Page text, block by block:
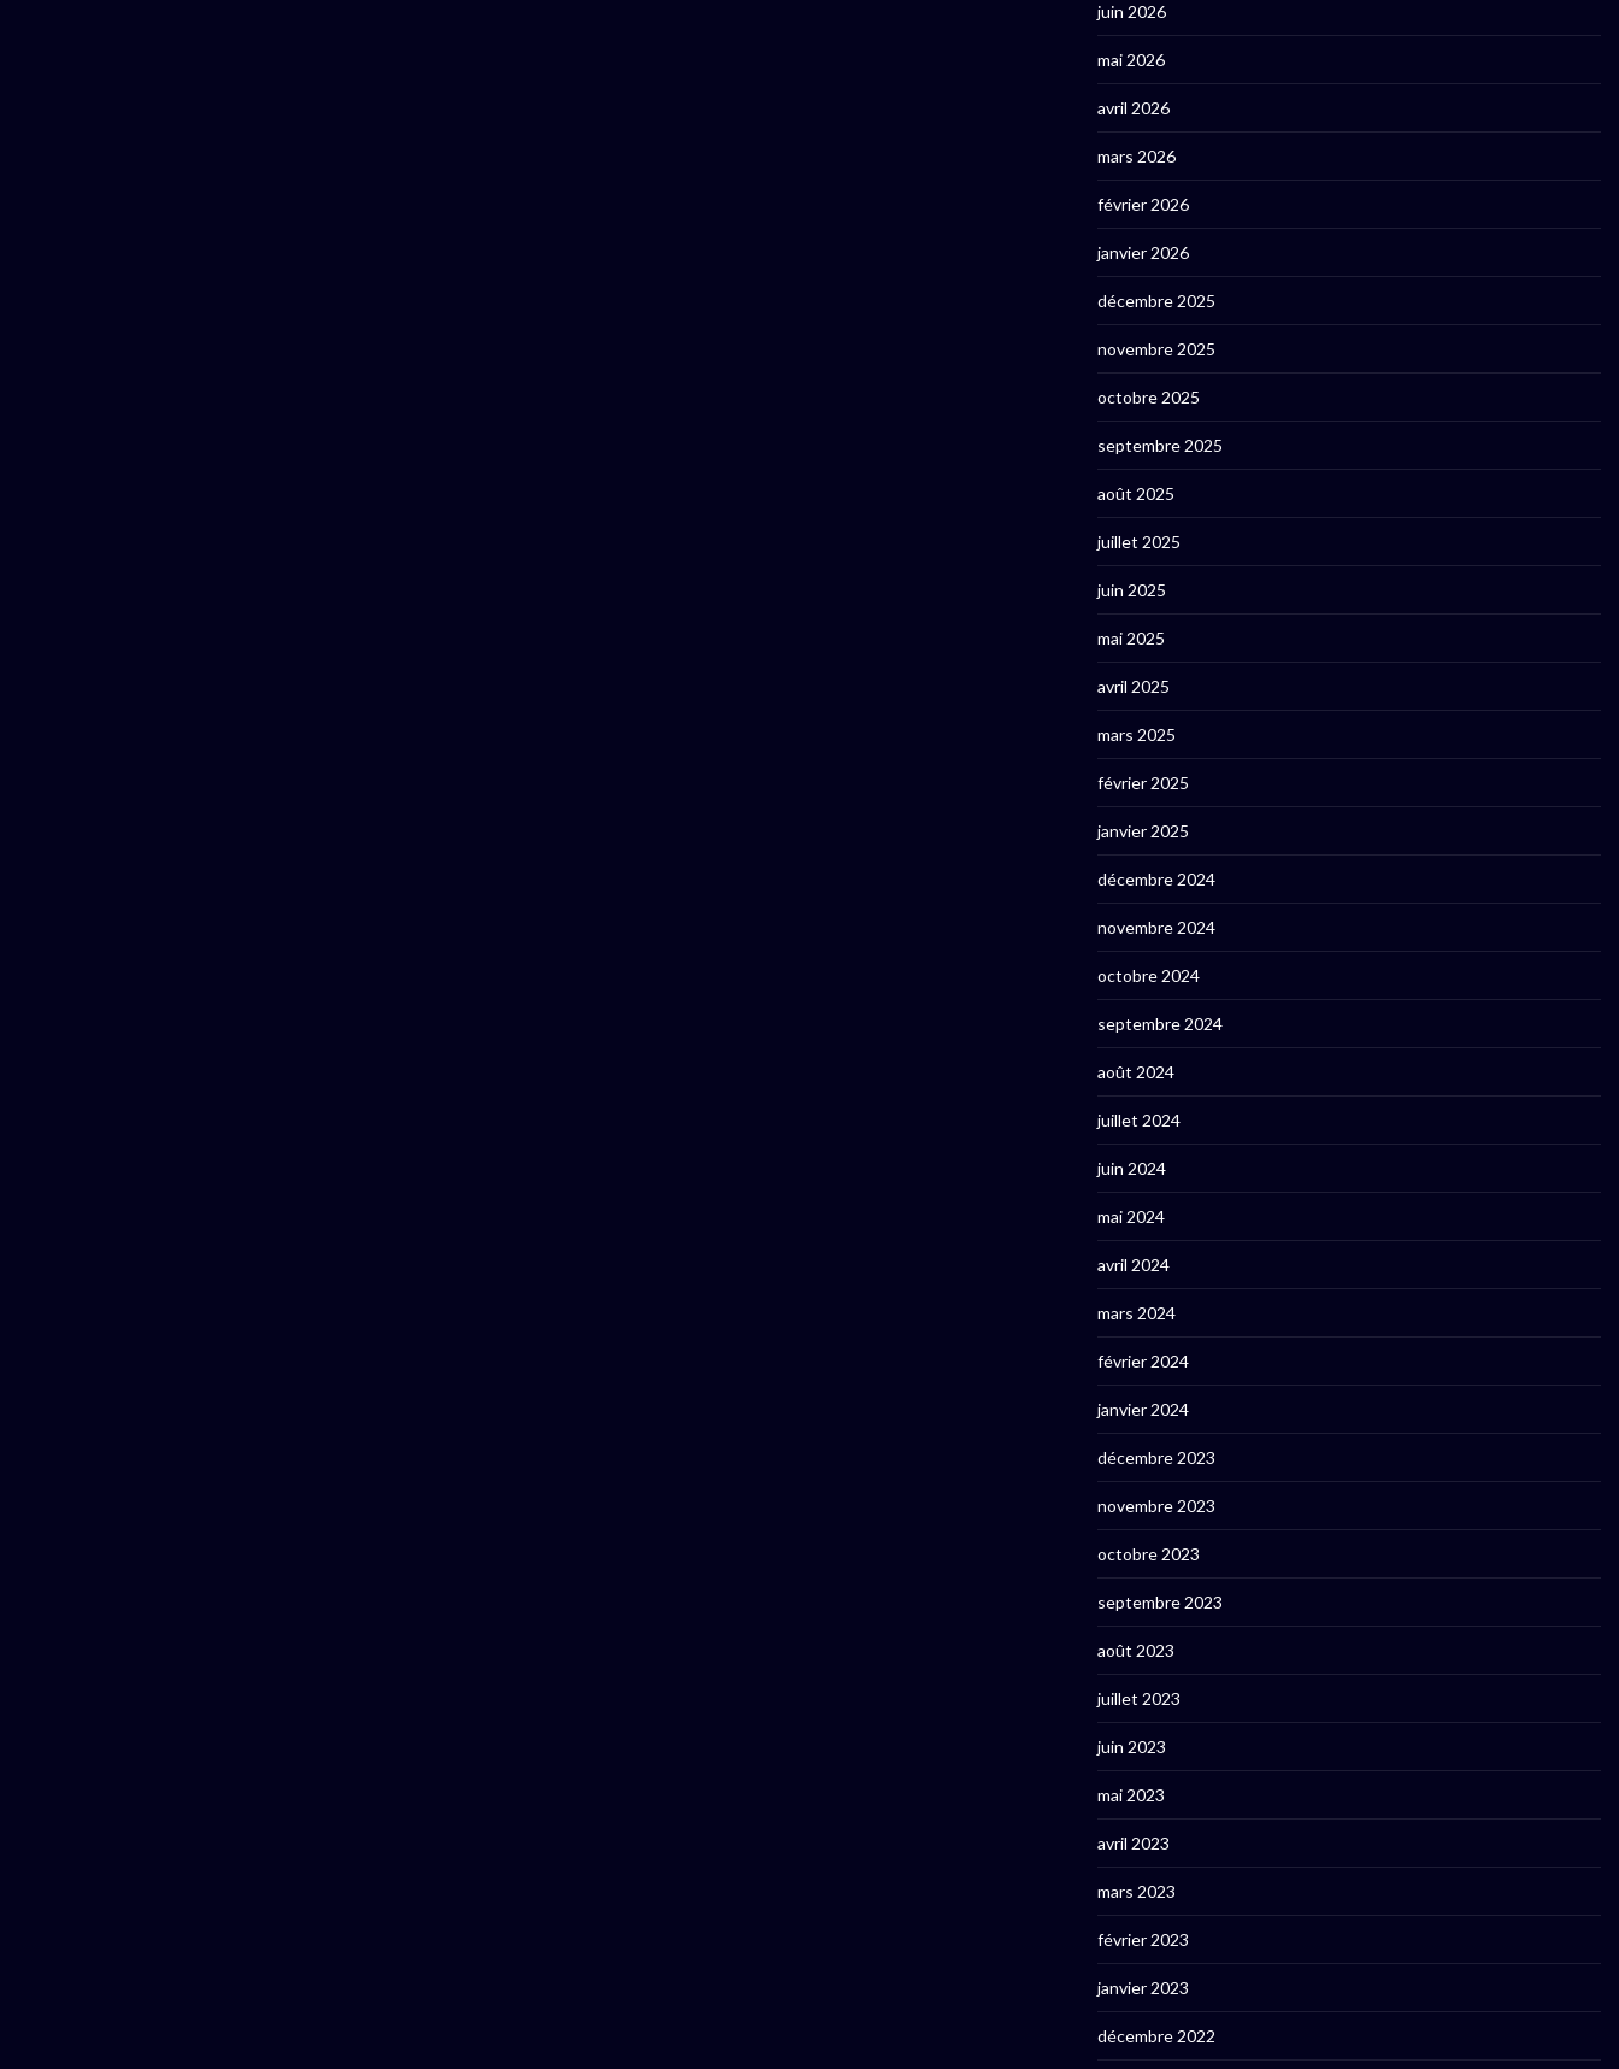
juin 2026
mai 2026
avril 2026
mars 2026
février 2026
janvier 2026
décembre 2025
novembre 2025
octobre 2025
septembre 2025
août 2025
juillet 2025
juin 2025
mai 2025
avril 2025
mars 2025
février 2025
janvier 2025
décembre 2024
novembre 2024
octobre 2024
septembre 2024
août 2024
juillet 2024
juin 2024
mai 2024
avril 2024
mars 2024
février 2024
janvier 2024
décembre 2023
novembre 2023
octobre 2023
septembre 2023
août 2023
juillet 2023
juin 2023
mai 2023
avril 2023
mars 2023
février 2023
janvier 2023
décembre 2022